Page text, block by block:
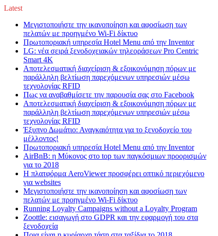
Latest
Μεγιστοποιήστε την ικανοποίηση και αφοσίωση των
πελατών με προηγμένο Wi-Fi δίκτυο
Πρωτοποριακή υπηρεσία Hotel Menu από την Inventor
LG: νέα σειρά ξενοδοχειακών τηλεοράσεων Pro Centric
Smart 4K
Αποτελεσματική διαχείριση & εξοικονόμηση πόρων με
παράλληλη βελτίωση παρεχόμενων υπηρεσιών μέσω
τεχνολογίας RFID
Πως να αναβαθμίσετε την παρουσία σας στο Facebook
Αποτελεσματική διαχείριση & εξοικονόμηση πόρων με
παράλληλη βελτίωση παρεχόμενων υπηρεσιών μέσω
τεχνολογίας RFID
Έξυπνο Δωμάτιο: Αναγκαιότητα για το ξενοδοχείο του
μέλλοντος!
Πρωτοποριακή υπηρεσία Hotel Menu από την Inventor
AirBnB: η Μύκονος στο top των παγκόσμιων προορισμών
για το 2018
Η πλατφόρμα AeroViewer προσφέρει οπτικό περιεχόμενο
για websites
Μεγιστοποιήστε την ικανοποίηση και αφοσίωση των
πελατών με προηγμένο Wi-Fi δίκτυο
Running Loyalty Campaigns without a Loyalty Program
Zoottle: εισαγωγή στο GDPR και την εφαρμογή του στα
ξενοδοχεία